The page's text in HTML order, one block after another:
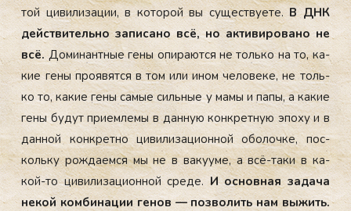
той ци­вили­зации, в ко­торой вы су­щес­тву­ете.В ДНК
дей­стви­тель­но за­писа­но всё, но ак­ти­виро­вано не
всё. До­минан­тные ге­ны опи­ра­ют­ся не толь­ко на то, ка­
кие ге­ны про­явят­ся в том или ином че­лове­ке, не толь­
ко то, ка­кие ге­ны са­мые силь­ные у ма­мы и па­пы, а ка­кие
ге­ны бу­дут при­ем­ле­мы в дан­ную кон­крет­ную эпо­ху и в
дан­ной кон­крет­но ци­вили­заци­он­ной обо­лоч­ке, пос­
коль­ку рож­да­ем­ся мы не в ва­ку­уме, а всё-та­ки в ка­
кой-то ци­вили­заци­он­ной сре­де.И ос­новная за­дача
не­кой ком­би­нации ге­нов — поз­во­лить нам вы­жить.